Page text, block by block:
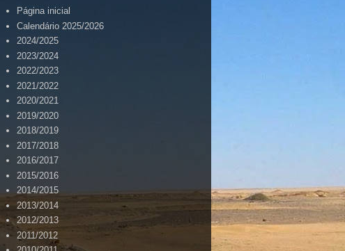
Página inicial
Calendário 2025/2026
2024/2025
2023/2024
2022/2023
2021/2022
2020/2021
2019/2020
2018/2019
2017/2018
2016/2017
2015/2016
2014/2015
2013/2014
2012/2013
2011/2012